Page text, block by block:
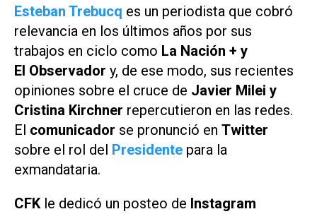
Esteban Trebucq es un periodista que cobró
relevancia en los últimos años por sus
trabajos en ciclo como La Nación + y
El Observador y, de ese modo, sus recientes
opiniones sobre el cruce de Javier Milei y
Cristina Kirchner repercutieron en las redes.
El comunicador se pronunció en Twitter
sobre el rol del Presidente para la
exmandataria.
CFKle dedicó un posteo de Instagram